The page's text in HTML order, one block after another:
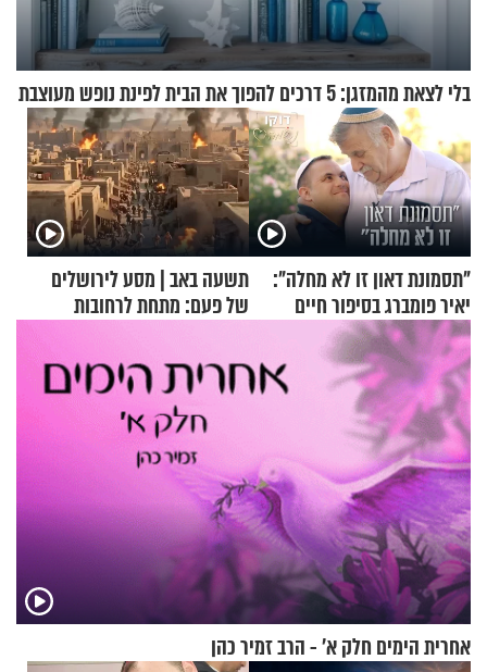
בלי לצאת מהמזגן: 5 דרכים להפוך את הבית לפינת נופש מעוצבת
"תסמונת דאון זו לא מחלה":
יאיר פומברג בסיפור חיים
מעורר השראה
תשעה באב | מסע לירושלים
של פעם: מתחת לרחובות
אחרית הימים חלק א’ - הרב זמיר כהן